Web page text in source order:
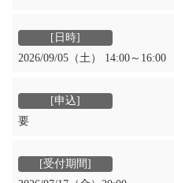
2026/09/05（土） 14:00～16:00
要